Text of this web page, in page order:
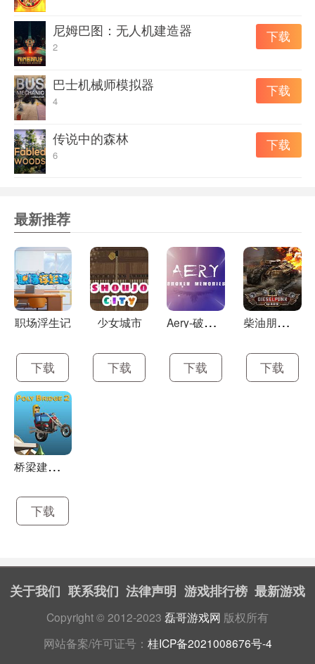
在不同的赛道上，您可以测试您的车辆是否准备好迎接越
野挑战
无限乐趣
游戏配置
Directx11.0/Directx11.0
显卡
硬盘
尼姆巴图：无人机建造器
2
下载
巴士机械师模拟器
4
下载
传说中的森林
6
下载
最新推荐
职场浮生记
下载
少女城市
下载
A
ery-破碎的记忆
下载
柴
油朋克战争
下载
桥
梁建筑师2
下载
关于我们 联系我们 法律声明 游戏排行榜 最新游戏
Copyright © 2012-2023 磊哥游戏网 版权所有
网站备案/许可证号： 桂ICP备2021008676号-4